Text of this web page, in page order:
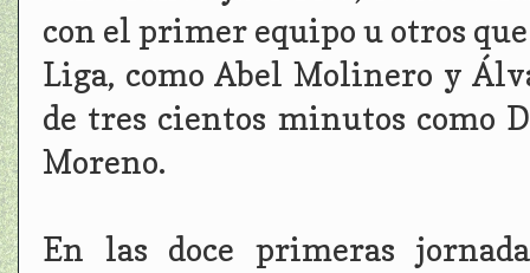
con el primer equipo u otros
Liga, como Abel Molinero y
de tres cientos minutos como
Moreno.
En las doce primeras